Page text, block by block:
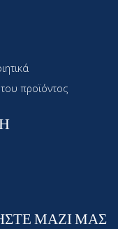
προϊόντος
ΜΑΖΙ ΜΑΣ